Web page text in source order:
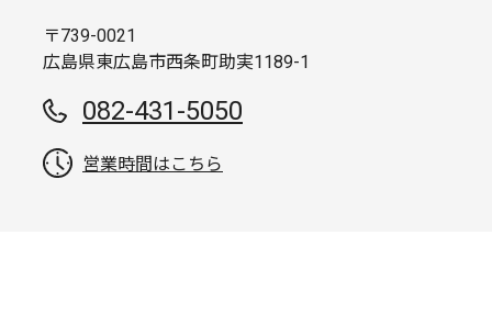
〒739-0021
広島県東広島市西条町助実1189-1
082-431-5050
営業時間はこちら